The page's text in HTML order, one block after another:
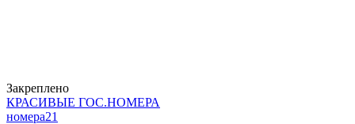
Закреплено
КРАСИВЫЕ ГОС.НОМЕРА
номера21